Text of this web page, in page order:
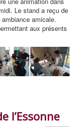
Le stand a reçu de
amicale.
aux présents
l’Essonne